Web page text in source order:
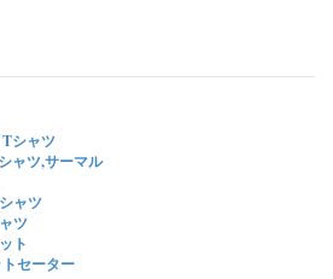
シャツ
ャツ,サーマル
ャツ
ツ
ト
セーター